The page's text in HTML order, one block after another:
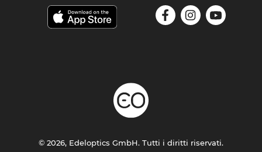
© 2026, Edeloptics GmbH. Tutti i diritti riservati.